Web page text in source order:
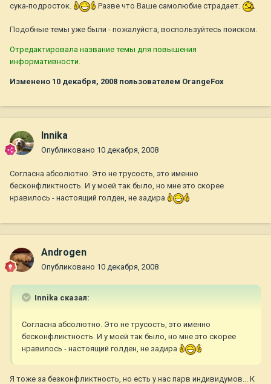
сука-подросток.
Разве что Ваше самолюбие страдает.
Подобные темы уже были - пожалуйста, воспользуйтесь поиском.
Отредактировала название темы для повышения
информативности.
Изменено 10 декабря, 2008 пользователем OrangeFox
Innika
Опубликовано 10 декабря, 2008
Согласна абсолютно. Это не трусость, это именно
бесконфликтность. И у моей так было, но мне это скорее
нравилось - настоящий голден, не задира
Androgen
Опубликовано 10 декабря, 2008
Innika сказал:
Согласна абсолютно. Это не трусость, это именно
бесконфликтность. И у моей так было, но мне это скорее
нравилось - настоящий голден, не задира
Я тоже за безконфликтность, но есть у нас парв индивидумов... К